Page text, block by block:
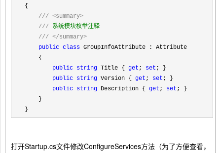
{
/// <summary>
/// 系统模块枚举注释
/// </summary>
public class GroupInfoAttribute : Attribute
    {
public string Title { get ; set ; }
public string Version { get ; set ; }
public string Description { get ; set ; }
    }
}
打开Startup.cs文件修改ConfigureServices方法（为了方便查看，